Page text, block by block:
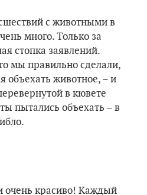
с животными в
много. Только за
стопка заявлений.
мы правильно сделали,
объехать животное, – и
в кювете
пытались объехать – в
очень красиво! Каждый